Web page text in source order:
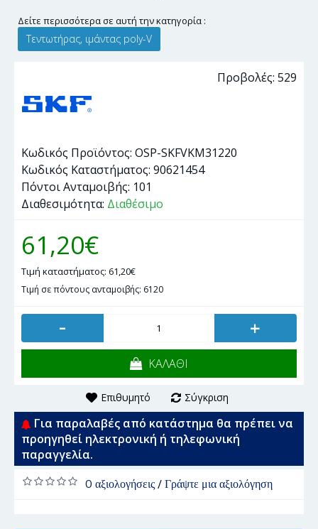
Δείτε περισσότερα σε αυτή την κατηγορία :
Τεντωτήρας, ιμάντας poly-V
Προβολές: 529
Κωδικός Προϊόντος: OSP-SKFVKM31220
Κωδικός Καταστήματος: 90621454
Πόντοι Ανταμοιβής: 101
Διαθεσιμότητα: Διαθέσιμο
61,20€
Τιμή καταστήματος: 61,20€
Τιμή σε πόντους ανταμοιβής: 6120
- +
ΚΑΛΑΘΙ
Επιθυμητό Σύγκριση
Για παραλαβές από κατάστημα θα πρέπει να
προηγηθεί ηλεκτρονική ή τηλεφωνική
παραγγελία.
0 αξιολογήσεις/ Γράψτε μια αξιολόγηση